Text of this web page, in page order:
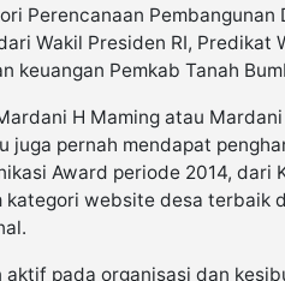
Perencanaan Pembangunan
Wakil Presiden RI, Predikat
keuangan Pemkab Tanah
H Maming atau
juga pernah mendapat
Award periode 2014, dari
kategori website desa terbaik
aktif pada organisasi dan